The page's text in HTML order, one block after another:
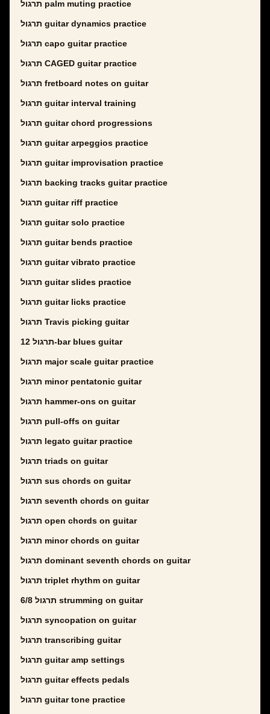
תרגול palm muting practice
תרגול guitar dynamics practice
תרגול capo guitar practice
תרגול CAGED guitar practice
תרגול fretboard notes on guitar
תרגול guitar interval training
תרגול guitar chord progressions
תרגול guitar arpeggios practice
תרגול guitar improvisation practice
תרגול backing tracks guitar practice
תרגול guitar riff practice
תרגול guitar solo practice
תרגול guitar bends practice
תרגול guitar vibrato practice
תרגול guitar slides practice
תרגול guitar licks practice
תרגול Travis picking guitar
תרגול 12-bar blues guitar
תרגול major scale guitar practice
תרגול minor pentatonic guitar
תרגול hammer-ons on guitar
תרגול pull-offs on guitar
תרגול legato guitar practice
תרגול triads on guitar
תרגול sus chords on guitar
תרגול seventh chords on guitar
תרגול open chords on guitar
תרגול minor chords on guitar
תרגול dominant seventh chords on guitar
תרגול triplet rhythm on guitar
תרגול 6/8 strumming on guitar
תרגול syncopation on guitar
תרגול transcribing guitar
תרגול guitar amp settings
תרגול guitar effects pedals
תרגול guitar tone practice